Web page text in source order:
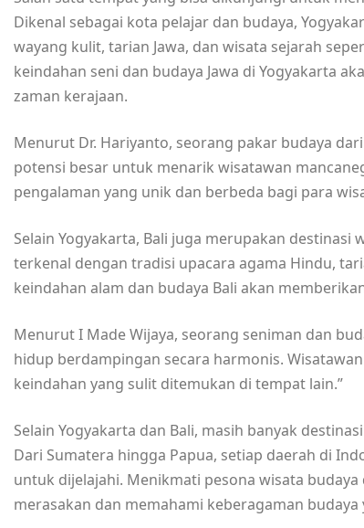
Dikenal sebagai kota pelajar dan budaya,
wayang kulit, tarian Jawa, dan wisata sejarah
keindahan seni dan budaya Jawa di Yogyakarta
zaman kerajaan.
Menurut Dr. Hariyanto, seorang pakar budaya
potensi besar untuk menarik wisatawan
pengalaman yang unik dan berbeda bagi para
Selain Yogyakarta, Bali juga merupakan
terkenal dengan tradisi upacara agama Hindu,
keindahan alam dan budaya Bali akan
Menurut I Made Wijaya, seorang seniman dan
hidup berdampingan secara harmonis.
keindahan yang sulit ditemukan di tempat lain.”
Selain Yogyakarta dan Bali, masih banyak
Dari Sumatera hingga Papua, setiap daerah di
untuk dijelajahi. Menikmati pesona wisata
merasakan dan memahami keberagaman budaya